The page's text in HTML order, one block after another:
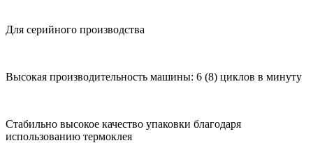
Для серийного производства
Высокая производительность машины: 6 (8) циклов в минуту
Стабильно высокое качество упаковки благодаря
использованию термоклея